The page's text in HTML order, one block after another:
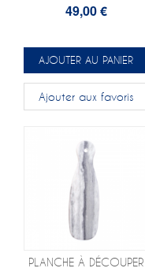
49,00 €
AJOUTER AU PANIER
Ajouter aux favoris
PLANCHE À DÉCOUPER